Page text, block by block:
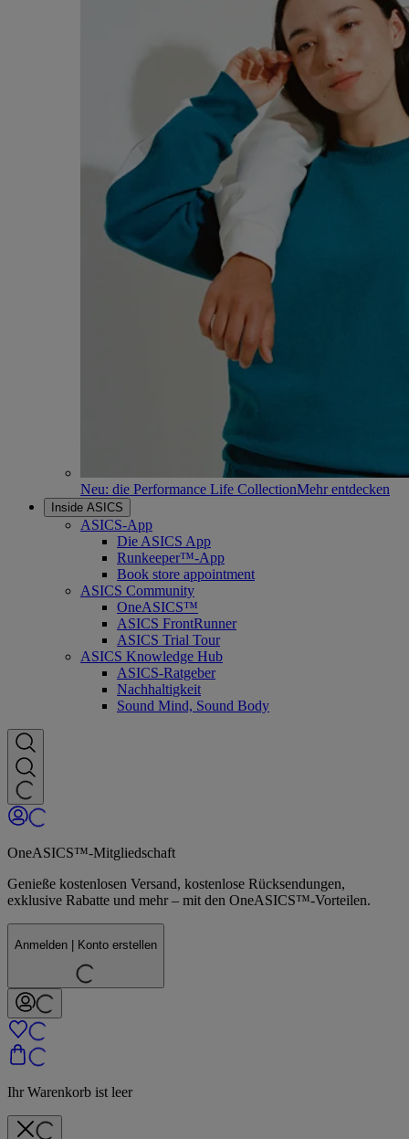
Neu: die Performance Life CollectionMehr entdecken
Inside ASICS
ASICS-App
Die ASICS App
Runkeeper™-App
Book store appointment
ASICS Community
OneASICS™
ASICS FrontRunner
ASICS Trial Tour
ASICS Knowledge Hub
ASICS-Ratgeber
Nachhaltigkeit
Sound Mind, Sound Body
OneASICS™-Mitgliedschaft
Genieße kostenlosen Versand, kostenlose Rücksendungen,
exklusive Rabatte und mehr – mit den OneASICS™-Vorteilen.
Anmelden | Konto erstellen
Ihr Warenkorb ist leer